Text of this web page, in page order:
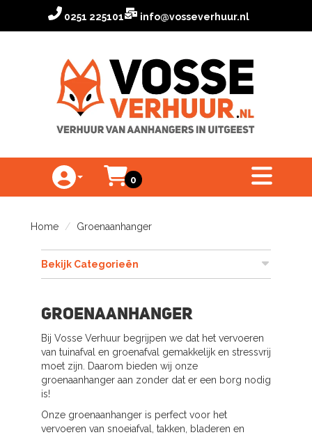
0251 225101 info@vosseverhuur.nl
Toggle Account dropdown
Winkelwagen
0
toggle menu
Home Groenaanhanger
Bekijk Categorieën
Groenaanhanger
Bij Vosse Verhuur begrijpen we dat het vervoeren
van tuinafval en groenafval gemakkelijk en stressvrij
moet zijn. Daarom bieden wij onze
groenaanhanger aan zonder dat er een borg nodig
is!
Onze groenaanhanger is perfect voor het
vervoeren van snoeiafval, takken, bladeren en